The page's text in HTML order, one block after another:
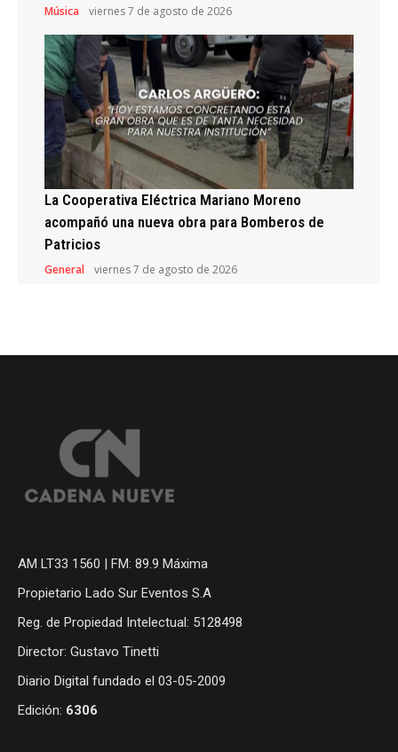
Música viernes 7 de agosto de 2026
La Cooperativa Eléctrica Mariano Moreno
acompañó una nueva obra para Bomberos de
Patricios
General viernes 7 de agosto de 2026
AM LT33 1560 | FM: 89.9 Máxima
Propietario Lado Sur Eventos S.A
Reg. de Propiedad Intelectual: 5128498
Director: Gustavo Tinetti
Diario Digital fundado el 03-05-2009
Edición: 6306